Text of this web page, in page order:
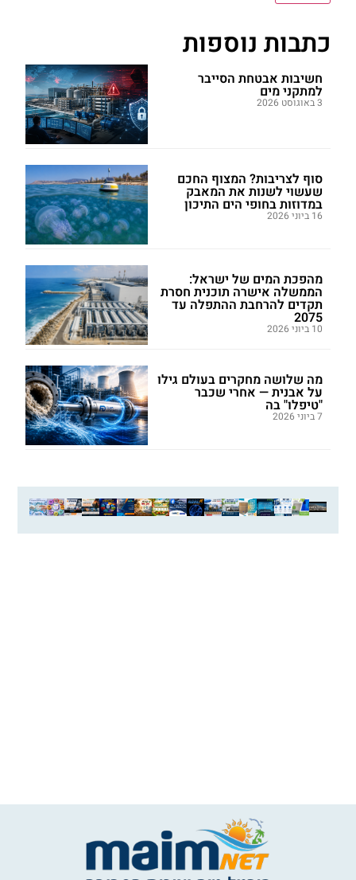
כתבות נוספות
חשיבות אבטחת הסייבר
למתקני מים
3 באוגוסט 2026
סוף לצריבות? המצוף החכם
שעשוי לשנות את המאבק
במדוזות בחופי הים התיכון
16 ביוני 2026
מהפכת המים של ישראל:
הממשלה אישרה תוכנית חסרת
תקדים להרחבת ההתפלה עד
2075
10 ביוני 2026
מה שלושה מחקרים בעולם גילו
על אבנית — אחרי שכבר
"טיפלו" בה
7 ביוני 2026